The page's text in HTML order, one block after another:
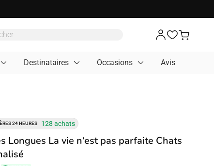
Destinataires Occasions Avis
24 HEURES 128 achats
Longues La vie n‘est pas parfaite Chats